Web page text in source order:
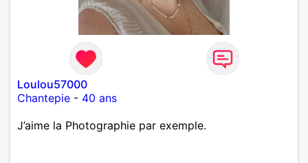
Loulou57000
Chantepie - 40 ans
J’aime la Photographie par exemple.